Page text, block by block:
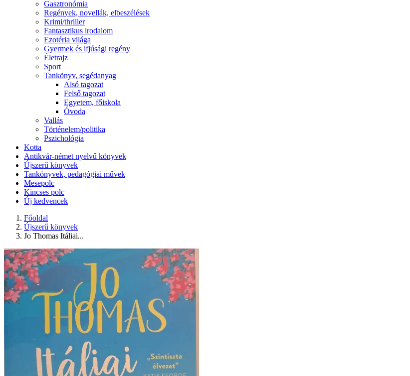
Gasztronómia
Regények, novellák, elbeszélések
Krimi/thriller
Fantasztikus irodalom
Ezotéria világa
Gyermek és ifjúsági regény
Életrajz
Sport
Tankönyv, segédanyag
Alsó tagozat
Felső tagozat
Egyetem, főiskola
Óvoda
Vallás
Történelem/politika
Pszichológia
Kotta
Antikvár-német nyelvű könyvek
Újszerű könyvek
Tankönyvek, pedagógiai művek
Mesepolc
Kincses polc
Új kedvencek
Főoldal
Újszerű könyvek
Jo Thomas Itáliai...